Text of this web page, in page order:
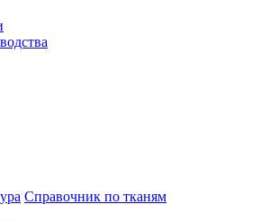
Справочник по тканям